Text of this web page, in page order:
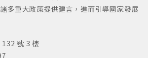
多重大政策提供建言，進而引導國家發展
號 3 樓